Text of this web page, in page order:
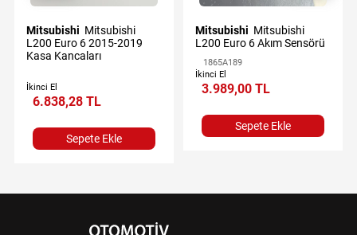
Mitsubishi
L200 Euro 6 2015-2019
Kasa Kancaları
İkinci El
6.838,28 TL
Sepete Ekle
Mitsubishi
L200 Euro 6 Akım Sensörü
1865A189
İkinci El
3.989,00 TL
Sepete Ekle